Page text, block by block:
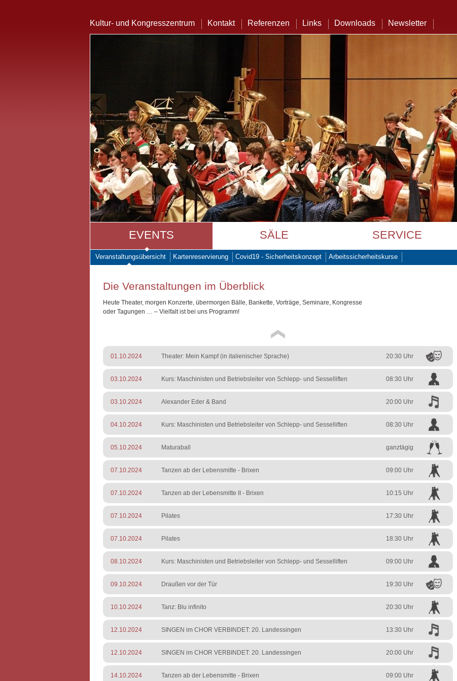
Kultur- und Kongresszentrum Kontakt Referenzen Links Downloads Newsletter
EVENTS SÄLE SERVICE
Veranstaltungsübersicht Kartenreservierung Covid19 - Sicherheitskonzept Arbeitssicherheitskurse
Die Veranstaltungen im Überblick
Heute Theater, morgen Konzerte, übermorgen Bälle, Bankette, Vorträge, Seminare, Kongresse
oder Tagungen … – Vielfalt ist bei uns Programm!
01.10.2024 Theater: Mein Kampf (in italienischer Sprache) 20:30 Uhr
03.10.2024 Kurs: Maschinisten und Betriebsleiter von Schlepp- und Sesselliften 08:30 Uhr
03.10.2024 Alexander Eder & Band 20:00 Uhr
04.10.2024 Kurs: Maschinisten und Betriebsleiter von Schlepp- und Sesselliften 08:30 Uhr
05.10.2024 Maturaball ganztägig
07.10.2024 Tanzen ab der Lebensmitte - Brixen 09:00 Uhr
07.10.2024 Tanzen ab der Lebensmitte II - Brixen 10:15 Uhr
07.10.2024 Pilates 17:30 Uhr
07.10.2024 Pilates 18:30 Uhr
08.10.2024 Kurs: Maschinisten und Betriebsleiter von Schlepp- und Sesselliften 09:00 Uhr
09.10.2024 Draußen vor der Tür 19:30 Uhr
10.10.2024 Tanz: Blu infinito 20:30 Uhr
12.10.2024 SINGEN im CHOR VERBINDET: 20. Landessingen 13:30 Uhr
12.10.2024 SINGEN im CHOR VERBINDET: 20. Landessingen 20:00 Uhr
14.10.2024 Tanzen ab der Lebensmitte - Brixen 09:00 Uhr